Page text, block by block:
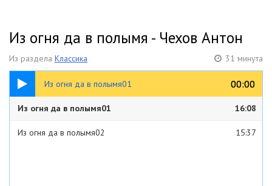
Из огня да в полымя - Чехов Антон
Из раздела Классика 31 минута
Из огня да в полымя01 00:00
00:00
16:08
Из огня да в полымя01 16:08
Из огня да в полымя02 15:37